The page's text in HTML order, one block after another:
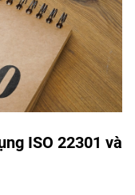
ISO 22301 và